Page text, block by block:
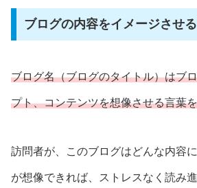
ブログの内容をイメージさせ
ブログ名（ブログのタイトル）はブ
プト、コンテンツを想像させる言葉
訪問者が、このブログはどんな内容
が想像できれば、ストレスなく読み